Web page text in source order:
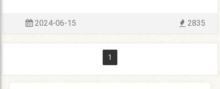
2024-06-15 2835
1